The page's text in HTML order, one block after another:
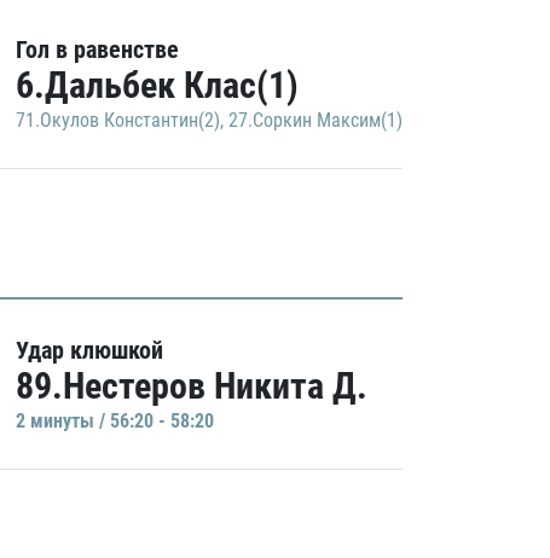
Гол в равенстве
6.Дальбек Клас(1)
71.Окулов Константин(2), 27.Соркин Максим(1)
Удар клюшкой
89.Нестеров Никита Д.
2 минуты / 56:20 - 58:20